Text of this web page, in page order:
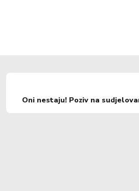
Oni nestaju! Poziv na